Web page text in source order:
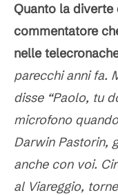
Quanto la
commentatore
nelle
parecchi anni fa.
disse “Paolo, tu
microfono
Darwin Pastorin,
anche con voi.
al Viareggio,